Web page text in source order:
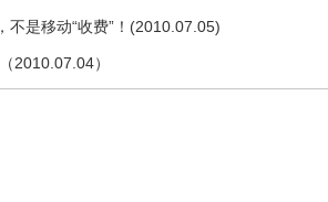
不是移动“收费”！(2010.07.05)
2010.07.04）